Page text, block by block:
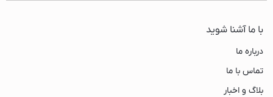
با ما آشنا شوید
درباره ما
تماس با ما
بلاگ و اخبار